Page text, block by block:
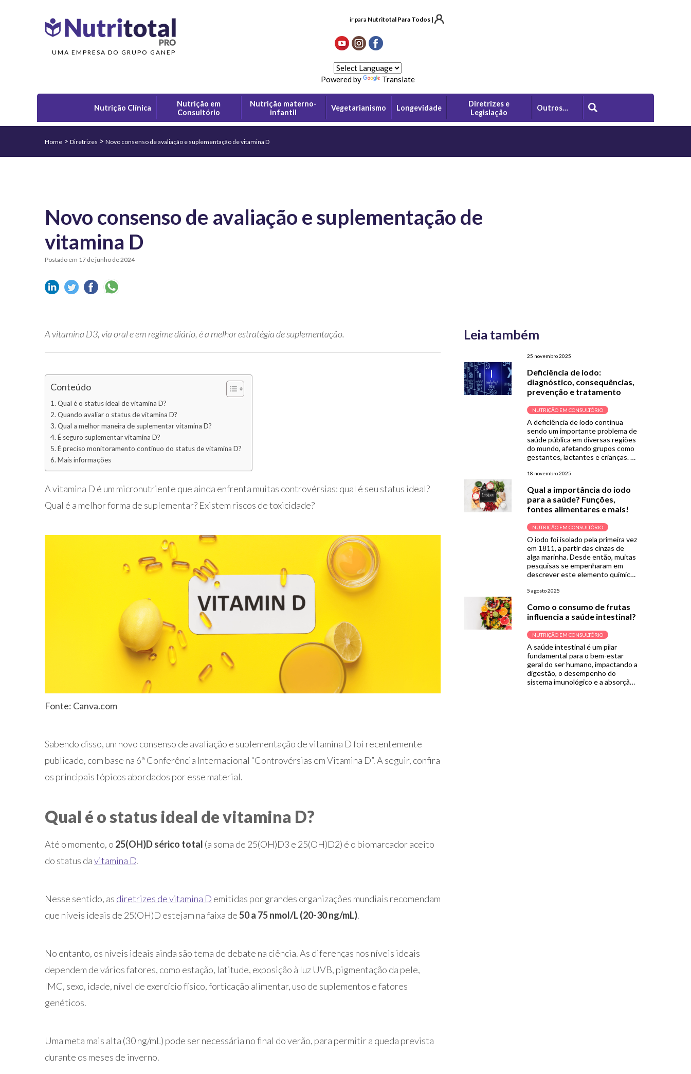
UMA EMPRESA DO GRUPO GANEP
Powered by Translate
ir para Nutritotal Para Todos |
Nutrição Clínica
Nutrição em
Consultório
Nutrição materno-
infantil
Vegetarianismo Longevidade
Diretrizes e
Legislação
Outros…
Home > Diretrizes > Novo consenso de avaliação e suplementação de vitamina D
Novo consenso de avaliação e suplementação de
vitamina D
Postado em 17 de junho de 2024
A vitamina D3, via oral e em regime diário, é a melhor estratégia de suplementação.
Conteúdo
Qual é o status ideal de vitamina D?
Quando avaliar o status de vitamina D?
Qual a melhor maneira de suplementar vitamina D?
É seguro suplementar vitamina D?
É preciso monitoramento contínuo do status de vitamina D?
Mais informações
A vitamina D é um micronutriente que ainda enfrenta muitas controvérsias: qual é seu status ideal?
Qual é a melhor forma de suplementar? Existem riscos de toxicidade?
Fonte: Canva.com
Sabendo disso, um novo consenso de avaliação e suplementação de vitamina D foi recentemente
publicado, com base na 6ª Conferência Internacional “Controvérsias em Vitamina D”. A seguir, confira
os principais tópicos abordados por esse material.
Qual é o status ideal de vitamina D?
Até o momento, o 25(OH)D sérico total (a soma de 25(OH)D3 e 25(OH)D2) é o biomarcador aceito
do status davitamina D.
Nesse sentido, as diretrizes de vitamina D emitidas por grandes organizações mundiais recomendam
que níveis ideais de 25(OH)D estejam na faixa de50 a 75 nmol/L (20-30 ng/mL).
No entanto, os níveis ideais ainda são tema de debate na ciência. As diferenças nos níveis ideais
dependem de vários fatores, como estação, latitude, exposição à luz UVB, pigmentação da pele,
IMC, sexo, idade, nível de exercício físico, forticação alimentar, uso de suplementos e fatores
genéticos.
Uma meta mais alta (30 ng/mL) pode ser necessária no final do verão, para permitir a queda prevista
durante os meses de inverno.
Leia também
25 novembro 2025
Deficiência de iodo:
diagnóstico, consequências,
prevenção e tratamento
NUTRIÇÃO EM CONSULTÓRIO
A deficiência de iodo continua
sendo um importante problema de
saúde pública em diversas regiões
do mundo, afetando grupos como
gestantes, lactantes e crianças.
como diagnosticar a deficiência de
consequências clínicas e quais
estratégias podem ser adotadas
para prevenção e tratamento.
18 novembro 2025
Qual a importância do iodo
para a saúde? Funções,
fontes alimentares e mais!
NUTRIÇÃO EM CONSULTÓRIO
O iodo foi isolado pela primeira vez
em 1811, a partir das cinzas de
alga marinha. Desde então, muitas
pesquisas se empenharam em
descrever este elemento químico,
para a saúde humana. O iodo é um
presente em alguns alimentos, e
adicionado ao sal de cozinha. A
5 agosto 2025
Como o consumo de frutas
influencia a saúde intestinal?
NUTRIÇÃO EM CONSULTÓRIO
A saúde intestinal é um pilar
fundamental para o bem-estar
geral do ser humano, impactando a
digestão, o desempenho do
sistema imunológico e a absorção